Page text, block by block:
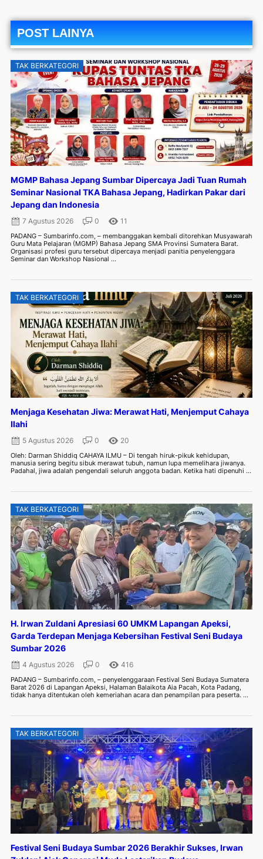
POST LAINYA
TAK BERKATEGORI
MGMP Bahasa Jepang Sumbar Dipercaya Jadi Tuan Rumah
Seminar Nasional TKA Bahasa Jepang, Hadirkan Pakar dari
Jepang dan Indonesia
7 Agustus 2026 0 11
PADANG – Sumbarinfo.com, – membanggakan kembali ditorehkan Musyawarah
Guru Mata Pelajaran (MGMP) Bahasa Jepang SMA Provinsi Sumatera Barat.
Organisasi profesi guru tersebut dipercaya menjadi panitia penyelenggara
Seminar dan Workshop Nasional ...
TAK BERKATEGORI
Menjaga Kesehatan Jiwa: Merawat Hati, Menjemput Cahaya
Ilahi
5 Agustus 2026 0 20
Oleh: Darman Shiddiq CAHAYA ILMU – Di tengah hiruk-pikuk kehidupan,
manusia sering begitu sibuk merawat tubuh, namun lupa memelihara jiwanya.
Padahal, jiwa adalah pengendali seluruh anggota badan. Ketika hati dipenuhi ...
TAK BERKATEGORI
H. Irwan Zuldani Apresiasi 60 UMKM Lapangan Apeksi,
Garda Terdepan Menjaga Kebersihan Festival Seni Budaya
Sumbar 2026
4 Agustus 2026 0 416
PADANG – Sumbarinfo.com, – penyelenggaraan Festival Seni Budaya Sumatera
Barat 2026 di Lapangan Apeksi, Halaman Balaikota Aia Pacah, Kota Padang,
tidak hanya ditentukan oleh kemeriahan acara dan penampilan para peserta. ...
TAK BERKATEGORI
Festival Seni Budaya Sumbar 2026 Berakhir Sukses, Irwan